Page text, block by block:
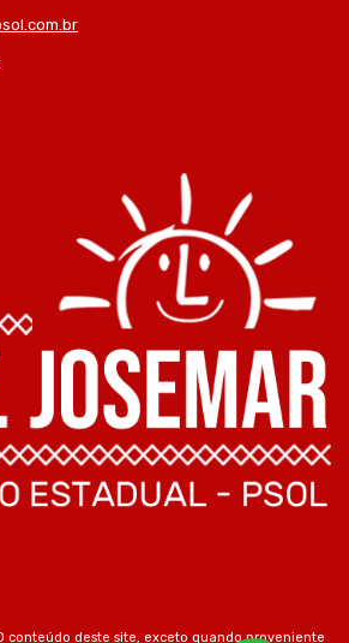
conteúdo deste site, exceto quando proveniente